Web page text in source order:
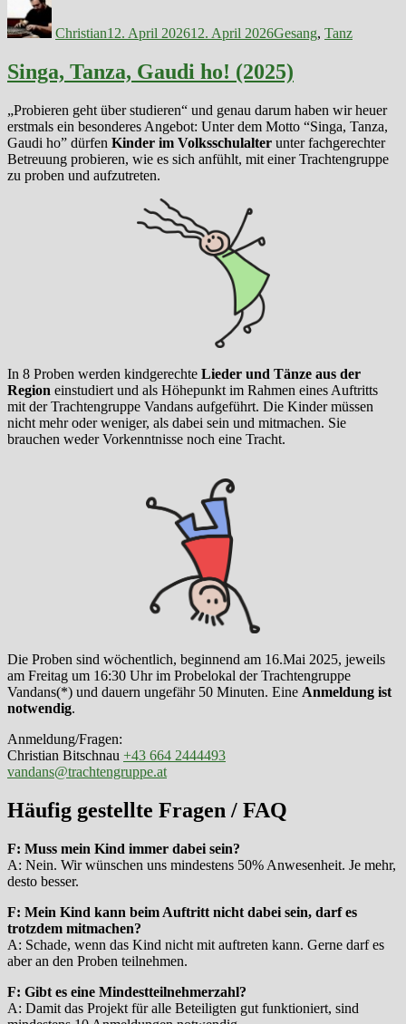
Christian12. April 202612. April 2026Gesang, Tanz
Singa, Tanza, Gaudi ho! (2025)
„Probieren geht über studieren“ und genau darum haben wir heuer
erstmals ein besonderes Angebot: Unter dem Motto “Singa, Tanza,
Gaudi ho” dürfen Kinder im Volksschulalter unter fachgerechter
Betreuung probieren, wie es sich anfühlt, mit einer Trachtengruppe
zu proben und aufzutreten.
In 8 Proben werden kindgerechte Lieder und Tänze aus der
Region einstudiert und als Höhepunkt im Rahmen eines Auftritts
mit der Trachtengruppe Vandans aufgeführt. Die Kinder müssen
nicht mehr oder weniger, als dabei sein und mitmachen. Sie
brauchen weder Vorkenntnisse noch eine Tracht.
Die Proben sind wöchentlich, beginnend am 16.Mai 2025, jeweils
am Freitag um 16:30 Uhr im Probelokal der Trachtengruppe
Vandans(*) und dauern ungefähr 50 Minuten. Eine Anmeldung ist
notwendig.
Anmeldung/Fragen:
Christian Bitschnau +43 664 2444493
vandans@trachtengruppe.at
Häufig gestellte Fragen / FAQ
F: Muss mein Kind immer dabei sein?
A: Nein. Wir wünschen uns mindestens 50% Anwesenheit. Je mehr,
desto besser.
F: Mein Kind kann beim Auftritt nicht dabei sein, darf es
trotzdem mitmachen?
A: Schade, wenn das Kind nicht mit auftreten kann. Gerne darf es
aber an den Proben teilnehmen.
F: Gibt es eine Mindestteilnehmerzahl?
A: Damit das Projekt für alle Beteiligten gut funktioniert, sind